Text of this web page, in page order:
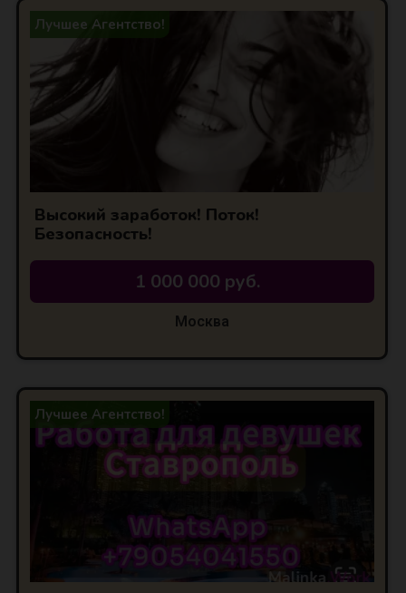
Лучшее Агентство!
Высокий заработок! Поток!
Безопасность!
1 000 000 руб.
Москва
Лучшее Агентство!